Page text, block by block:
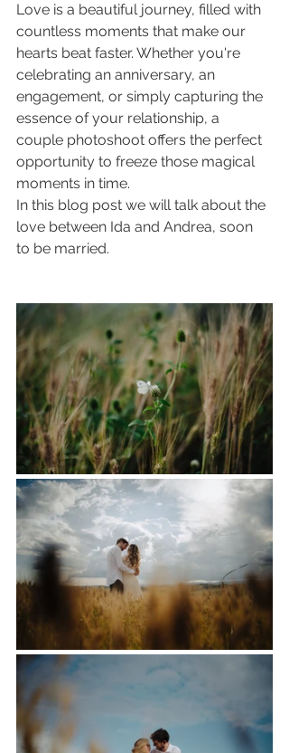
Love is a beautiful journey, filled with
countless moments that make our
hearts beat faster. Whether you're
celebrating an anniversary, an
engagement, or simply capturing the
essence of your relationship, a
couple photoshoot offers the perfect
opportunity to freeze those magical
moments in time.
In this blog post we will talk about the
love between Ida and Andrea, soon
to be married.